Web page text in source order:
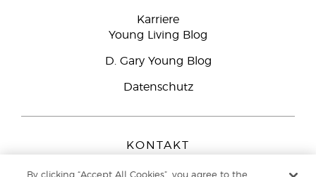
Karriere
Young Living Blog
D. Gary Young Blog
Datenschutz
KONTAKT